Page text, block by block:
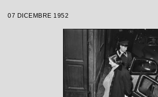
07 DICEMBRE 1952